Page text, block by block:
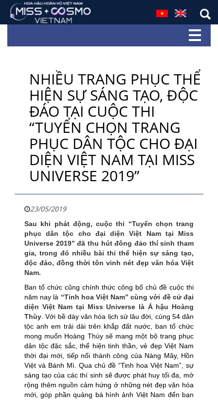
NHIỀU TRANG PHỤC THỂ
HIỆN SỰ SÁNG TẠO, ĐỘC
ĐÁO TẠI CUỘC THI
“TUYỂN CHỌN TRANG
PHỤC DÂN TỘC CHO ĐẠI
DIỆN VIỆT NAM TẠI MISS
UNIVERSE 2019”
23/05/2019
Sau khi phát động, cuộc thi “Tuyển chọn trang
phục dân tộc cho đại diện Việt Nam tại Miss
Universe 2019” đã thu hút đông đảo thí sinh tham
gia, trong đó nhiều bài thi thể hiện sự sáng tạo,
độc đáo, đồng thời tôn vinh nét đẹp văn hóa Việt
Nam.
Ban tổ chức cũng chính thức công bố chủ đề cuộc thi
năm nay là “Tinh hoa Việt Nam” cùng với đề cử đại
diện Việt Nam tại Miss Universe là Á hậu Hoàng
Thùy . Với bề dày văn hóa lịch sử lâu đời, cùng 54 dân
tộc anh em trải dài trên khắp đất nước, ban tổ chức
mong muốn Hoàng Thùy sẽ mang một bộ trang phục
dân tộc đặc sắc, thể hiện tinh thần, vẻ đẹp Việt Nam
thời đại mới, tiếp nối thành công của Nàng Mây, Hồn
Việt và Bánh Mì. Qua chủ đề “Tinh hoa Việt Nam”, sự
sáng tạo của các thí sinh sẽ được phát huy tối đa, mở
rộng thêm nguồn cảm hứng ở những nét đẹp văn hóa
mới, góp phần quảng bá hình ảnh Việt Nam đến bạn